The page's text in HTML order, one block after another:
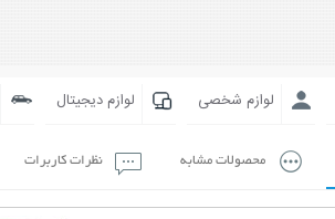
لوازم شخصی لوازم دیجیتال
محصولات مشابه نظرات کاربرات